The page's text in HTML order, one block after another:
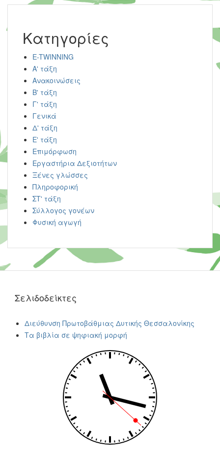
Kατηγορίες
E-TWINNING
Α' τάξη
Ανακοινώσεις
Β' τάξη
Γ' τάξη
Γενικά
Δ' τάξη
Ε' τάξη
Επιμόρφωση
Εργαστήρια Δεξιοτήτων
Ξένες γλώσσες
Πληροφορική
ΣΤ' τάξη
Σύλλογος γονέων
Φυσική αγωγή
Σελιδοδείκτες
Διεύθυνση Πρωτοβάθμιας Δυτικής Θεσσαλονίκης
Τα βιβλία σε ψηφιακή μορφή